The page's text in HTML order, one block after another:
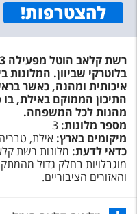
מגזין אשת
שירות לקוחות
טופס צור קשר
תקנון
נגישות
עקבו אחרינו
להצטרפות!
בלוטרקי שביוון. המלונות
איכותית ומהנה, כאשר
התיכון הממוקם באילת,
מהנות לכל המשפחה.
מספר מלונות: 3
מיקומים בארץ: אילת,
כדאי לדעת: מלונות רשת
מוגבלויות בחלק גדול
והאזורים הציבוריים.